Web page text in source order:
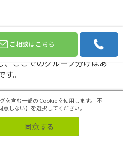
を集計し、クラスター分析
の関係性によってグループ
、ここでのグループ分けはあ
。
分けができたら、その分類に
景があるかを解釈します。関
ご相談はこちら
を含む一部の Cookie を使用します。 不
しない】を選択してください。
同意する